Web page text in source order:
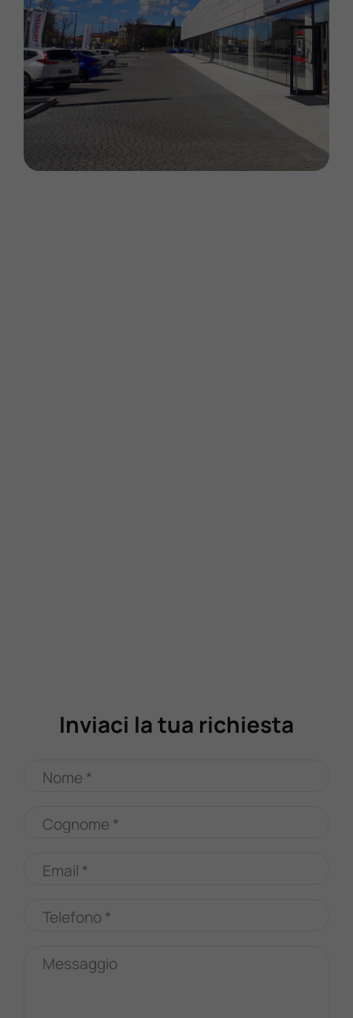
Inviaci la tua richiesta
Nome *
Cognome *
Email *
Telefono *
Messaggio